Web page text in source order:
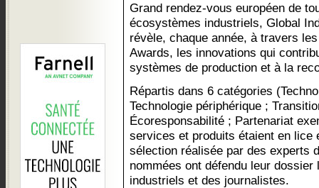
Grand rendez-vous européen de
écosystèmes industriels, Global
révèle, chaque année, à travers
Awards, les innovations qui
systèmes de production et à la
Répartis dans 6 catégories
Technologie périphérique ;
Écoresponsabilité ; Partenariat
services et produits étaient en lice
sélection réalisée par des experts
nommées ont défendu leur dossier
industriels et des journalistes.